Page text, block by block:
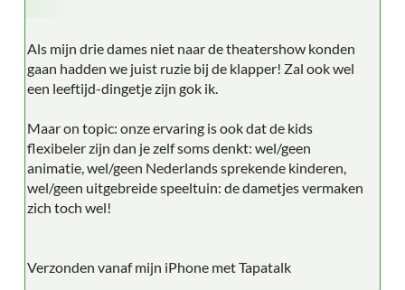
Als mijn drie dames niet naar de theatershow konden
gaan hadden we juist ruzie bij de klapper! Zal ook wel
een leeftijd-dingetje zijn gok ik.
Maar on topic: onze ervaring is ook dat de kids
flexibeler zijn dan je zelf soms denkt: wel/geen
animatie, wel/geen Nederlands sprekende kinderen,
wel/geen uitgebreide speeltuin: de dametjes vermaken
zich toch wel!
Verzonden vanaf mijn iPhone met Tapatalk